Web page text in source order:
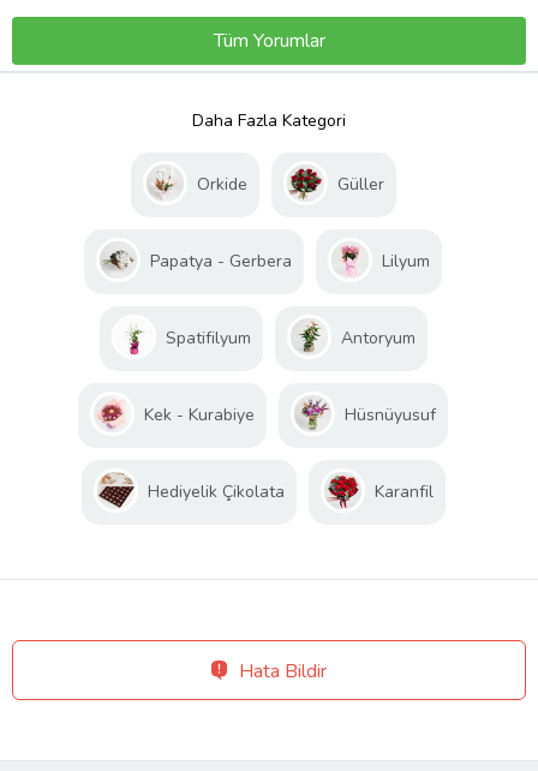
Tüm Yorumlar
Daha Fazla Kategori
Orkide Güller
Papatya - Gerbera Lilyum
Spatifilyum Antoryum
Kek - Kurabiye Hüsnüyusuf
Hediyelik Çikolata Karanfil
Hata Bildir